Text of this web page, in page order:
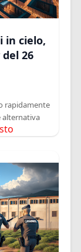
in cielo,
26
rapidamente
alternativa